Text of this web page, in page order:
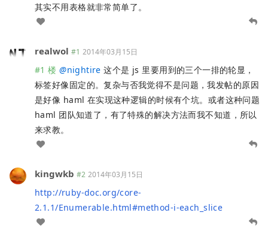
其实不用表格就非常简单了。
realwol #1 2014年03月15日
#1 楼 @nightire 这个是 js 里要用到的三个一排的轮显，
标签好像固定的。复杂与否我觉得不是问题，我发帖的原因
是好像 haml 在实现这种逻辑的时候有个坑。或者这种问题
haml 团队知道了，有了特殊的解决方法而我不知道，所以
来求教。
kingwkb #2 2014年03月15日
http://ruby-doc.org/core-
2.1.1/Enumerable.html#method-i-each_slice